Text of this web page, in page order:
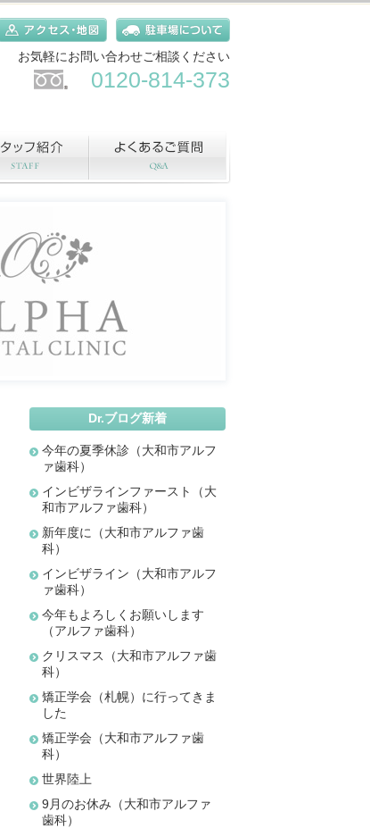
お気軽にお問い合わせご相談ください
0120-814-373
Dr.ブログ新着
今年の夏季休診（大和市アルフ
ァ歯科）
インビザラインファースト（大
和市アルファ歯科）
新年度に（大和市アルファ歯
科）
インビザライン（大和市アルフ
ァ歯科）
今年もよろしくお願いします
（アルファ歯科）
クリスマス（大和市アルファ歯
科）
矯正学会（札幌）に行ってきま
した
矯正学会（大和市アルファ歯
科）
世界陸上
9月のお休み（大和市アルファ
歯科）